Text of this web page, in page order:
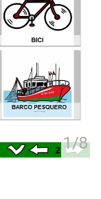
1/8